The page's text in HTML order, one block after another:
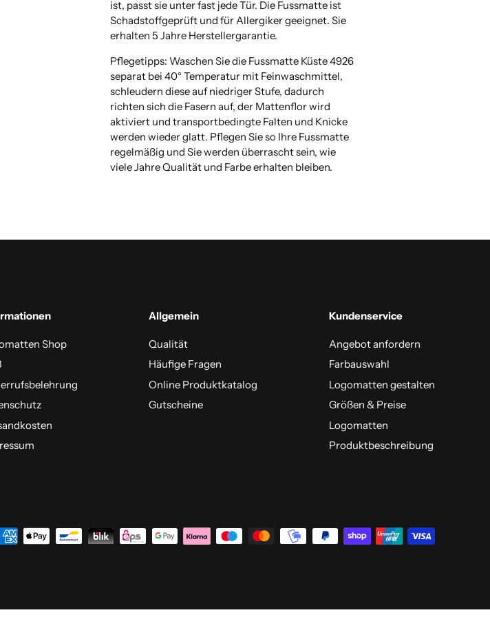
ist, passt sie unter fast jede Tür. Die Fussmatte ist
Schadstoffgeprüft und für Allergiker geeignet. Sie
erhalten 5 Jahre Herstellergarantie.
Pflegetipps: Waschen Sie die Fussmatte Küste 4926
separat bei 40° Temperatur mit Feinwaschmittel,
schleudern diese auf niedriger Stufe, dadurch
richten sich die Fasern auf, der Mattenflor wird
aktiviert und transportbedingte Falten und Knicke
werden wieder glatt. Pflegen Sie so Ihre Fussmatte
regelmäßig und Sie werden überrascht sein, wie
viele Jahre Qualität und Farbe erhalten bleiben.
Shop
Allgemein
Qualität
Häufige Fragen
Online Produktkatalog
Gutscheine
Kundenservice
Angebot anfordern
Farbauswahl
Logomatten gestalten
Größen & Preise
Logomatten
Produktbeschreibung